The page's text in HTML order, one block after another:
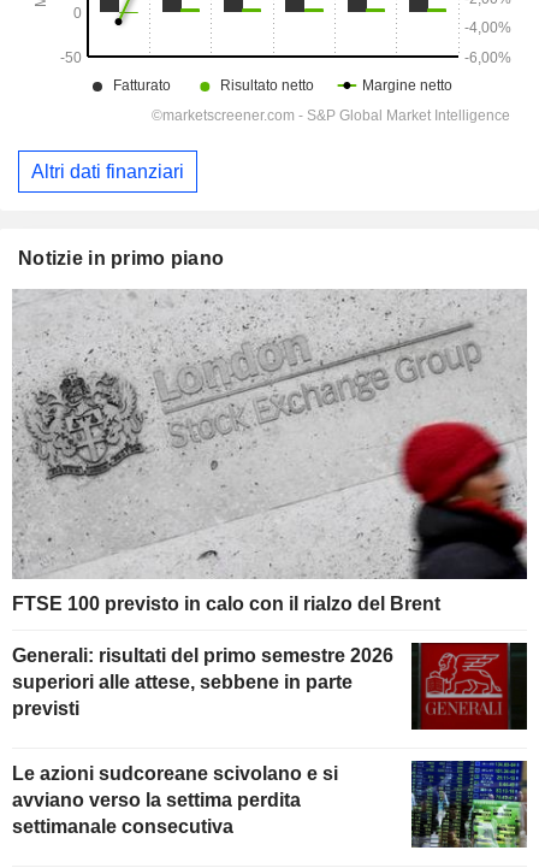
Altri dati finanziari
Notizie in primo piano
FTSE 100 previsto in calo con il rialzo del Brent
Generali: risultati del primo semestre 2026
superiori alle attese, sebbene in parte
previsti
Le azioni sudcoreane scivolano e si
avviano verso la settima perdita
settimanale consecutiva